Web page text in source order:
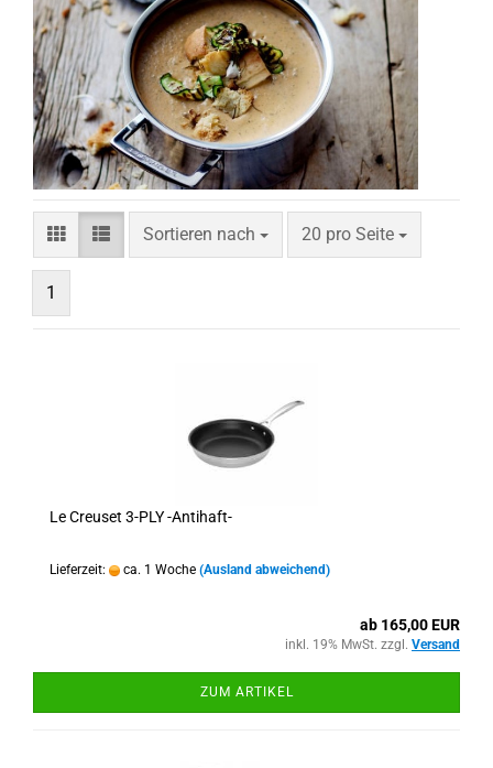
Sortieren nach
Sortieren nach 20 pro Seite
pro Seite
1
Le Creuset 3-PLY -Antihaft-
Lieferzeit: ca. 1 Woche (Ausland abweichend)
ab 165,00 EUR
inkl. 19% MwSt. zzgl. Versand
ZUM ARTIKEL